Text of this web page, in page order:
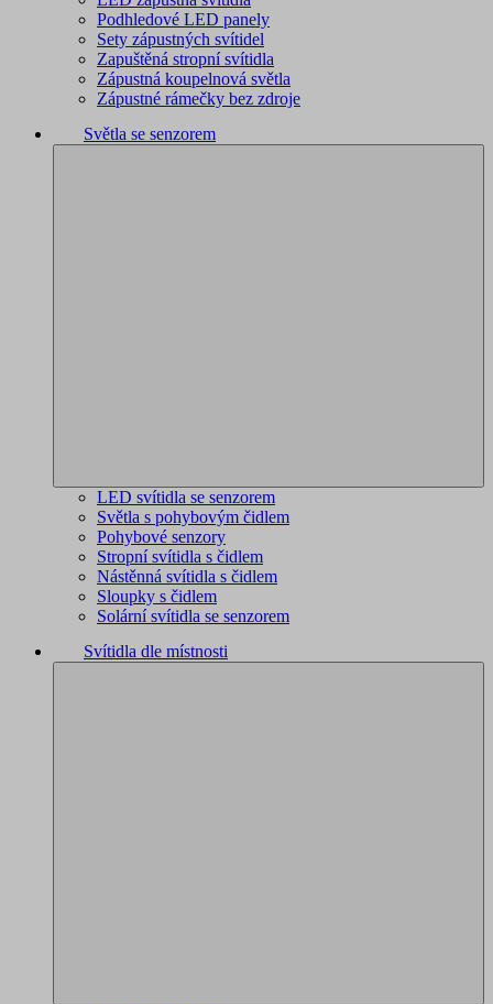
Podhledové LED panely
Sety zápustných svítidel
Zapuštěná stropní svítidla
Zápustná koupelnová světla
Zápustné rámečky bez zdroje
Světla se senzorem
LED svítidla se senzorem
Světla s pohybovým čidlem
Pohybové senzory
Stropní svítidla s čidlem
Nástěnná svítidla s čidlem
Sloupky s čidlem
Solární svítidla se senzorem
Svítidla dle místnosti